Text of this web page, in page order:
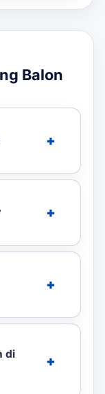
Balon
di